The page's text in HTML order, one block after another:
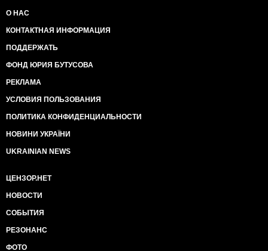
О НАС
КОНТАКТНАЯ ИНФОРМАЦИЯ
ПОДДЕРЖАТЬ
ФОНД ЮРИЯ БУТУСОВА
РЕКЛАМА
УСЛОВИЯ ПОЛЬЗОВАНИЯ
ПОЛИТИКА КОНФИДЕНЦИАЛЬНОСТИ
НОВИНИ УКРАЇНИ
UKRAINIAN NEWS
ЦЕНЗОР.НЕТ
НОВОСТИ
СОБЫТИЯ
РЕЗОНАНС
ФОТО